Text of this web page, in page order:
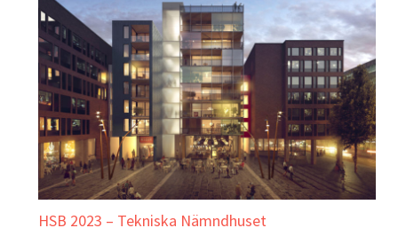
HSB 2023 – Tekniska Nämndhuset